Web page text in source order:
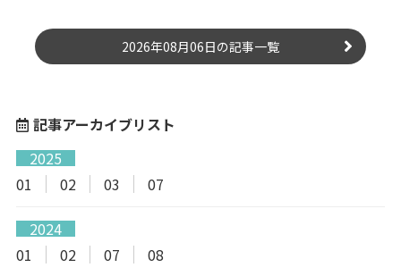
2026年08月06日の記事一覧
記事アーカイブリスト
2025
01
02 03 07
2024
01
02 07 08